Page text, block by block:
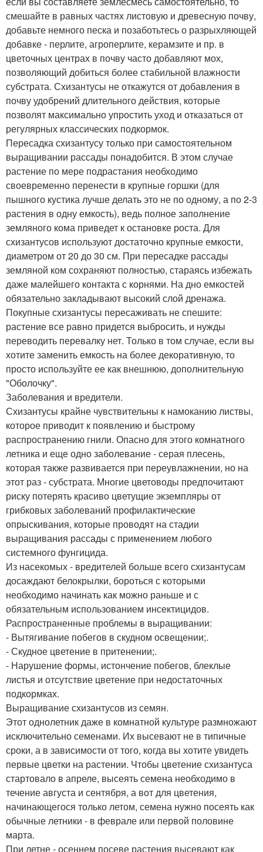
смешайте в равных частях листовую и древесную почву,
добавьте немного песка и позаботьтесь о разрыхляющей
добавке - перлите, агроперлите, керамзите и пр. в
цветочных центрах в почву часто добавляют мох,
позволяющий добиться более стабильной влажности
субстрата. Схизантусы не откажутся от добавления в
почву удобрений длительного действия, которые
позволят максимально упростить уход и отказаться от
регулярных классических подкормок.
Пересадка схизантусу только при самостоятельном
выращивании рассады понадобится. В этом случае
растение по мере подрастания необходимо
своевременно перенести в крупные горшки (для
пышного кустика лучше делать это не по одному, а по 2-3
растения в одну емкость), ведь полное заполнение
земляного кома приведет к остановке роста. Для
схизантусов используют достаточно крупные емкости,
диаметром от 20 до 30 см. При пересадке рассады
земляной ком сохраняют полностью, стараясь избежать
даже малейшего контакта с корнями. На дно емкостей
обязательно закладывают высокий слой дренажа.
Покупные схизантусы пересаживать не спешите:
растение все равно придется выбросить, и нужды
переводить перевалку нет. Только в том случае, если вы
хотите заменить емкость на более декоративную, то
просто используйте ее как внешнюю, дополнительную
"Оболочку".
Заболевания и вредители.
Схизантусы крайне чувствительны к намоканию листвы,
которое приводит к появлению и быстрому
распространению гнили. Опасно для этого комнатного
летника и еще одно заболевание - серая плесень,
которая также развивается при переувлажнении, но на
этот раз - субстрата. Многие цветоводы предпочитают
риску потерять красиво цветущие экземпляры от
грибковых заболеваний профилактические
опрыскивания, которые проводят на стадии
выращивания рассады с применением любого
системного фунгицида.
Из насекомых - вредителей больше всего схизантусам
досаждают белокрылки, бороться с которыми
необходимо начинать как можно раньше и с
обязательным использованием инсектицидов.
Распространенные проблемы в выращивании:
- Вытягивание побегов в скудном освещении;.
- Скудное цветение в притенении;.
- Нарушение формы, истончение побегов, блеклые
листья и отсутствие цветение при недостаточных
подкормках.
Выращивание схизантусов из семян.
Этот однолетник даже в комнатной культуре размножают
исключительно семенами. Их высевают не в типичные
сроки, а в зависимости от того, когда вы хотите увидеть
первые цветки на растении. Чтобы цветение схизантуса
стартовало в апреле, высеять семена необходимо в
течение августа и сентября, а вот для цветения,
начинающегося только летом, семена нужно посеять как
обычные летники - в феврале или первой половине
марта.
При летне - осеннем посеве растения высевают как